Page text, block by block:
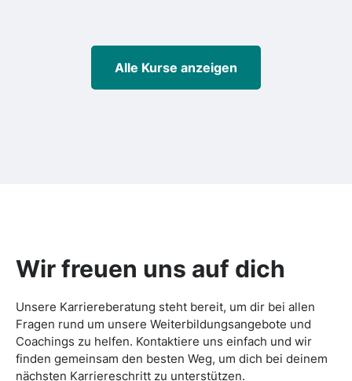
Alle Kurse anzeigen
Wir freuen uns auf dich
Unsere Karriereberatung steht bereit, um dir bei allen
Fragen rund um unsere Weiterbildungsangebote und
Coachings zu helfen. Kontaktiere uns einfach und wir
finden gemeinsam den besten Weg, um dich bei deinem
nächsten Karriereschritt zu unterstützen.